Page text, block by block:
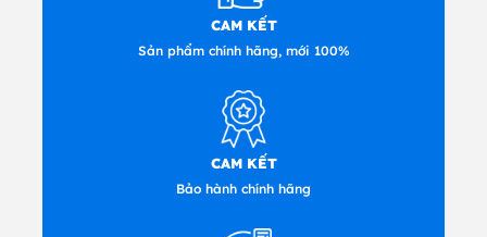
CAM KẾT
Sản phẩm chính hãng, mới 100%
CAM KẾT
Bảo hành chính hãng